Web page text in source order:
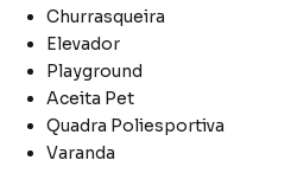
Churrasqueira
Elevador
Playground
Aceita Pet
Quadra Poliesportiva
Varanda